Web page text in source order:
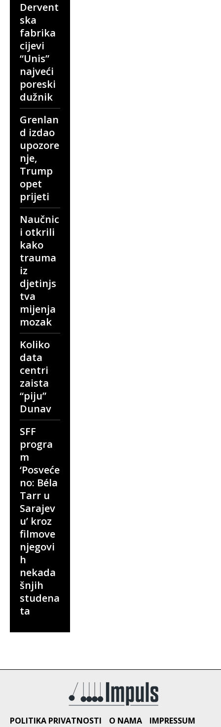
Dervent
ska
fabrika
cijevi
“Unis”
najveći
poreski
dužnik
Grenlan
d izdao
upozore
nje,
Trump
opet
prijeti
Naučnic
i otkrili
kako
trauma
iz
djetinjs
tva
mijenja
mozak
Koliko
data
centri
zaista
“piju”
Dunav
SFF
progra
m
‘Posveće
no: Béla
Tarr u
Sarajev
u’ kroz
filmove
njegovi
h
nekada
šnjih
studena
ta
POLITIKA PRIVATNOSTI O NAMA IMPRESSUM